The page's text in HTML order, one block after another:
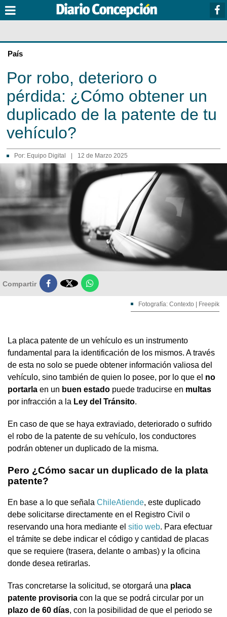
País
Por robo, deterioro o
pérdida: ¿Cómo obtener un
duplicado de la patente de tu
vehículo?
Por: Equipo Digital 12 de Marzo 2025
Compartir 
Fotografía: Contexto | Freepik
La placa patente de un vehículo es un instrumento
fundamental para la identificación de los mismos. A través
de esta no solo se puede obtener información valiosa del
vehículo, sino también de quien lo posee, por lo que el no
portarla en un buen estado puede traducirse en multas
por infracción a la Ley del Tránsito.
En caso de que se haya extraviado, deteriorado o sufrido
el robo de la patente de su vehículo, los conductores
podrán obtener un duplicado de la misma.
Pero ¿Cómo sacar un duplicado de la plata
patente?
En base a lo que señala ChileAtiende, este duplicado
debe solicitarse directamente en el Registro Civil o
reservando una hora mediante el sitio web. Para efectuar
el trámite se debe indicar el código y cantidad de placas
que se requiere (trasera, delante o ambas) y la oficina
donde desea retirarlas.
Tras concretarse la solicitud, se otorgará una placa
patente provisoria con la que se podrá circular por un
plazo de 60 días, con la posibilidad de que el periodo se